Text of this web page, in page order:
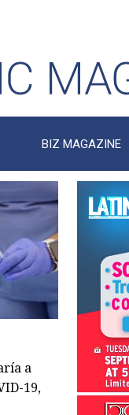
BIZ MAGAZINE
a
19,